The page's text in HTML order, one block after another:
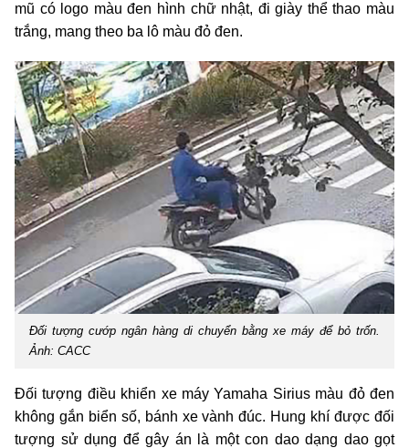
mũ có logo màu đen hình chữ nhật, đi giày thể thao màu
trắng, mang theo ba lô màu đỏ đen.
Đối tượng cướp ngân hàng di chuyển bằng xe máy để bỏ trốn.
Ảnh: CACC
Đối tượng điều khiển xe máy Yamaha Sirius màu đỏ đen
không gắn biển số, bánh xe vành đúc. Hung khí được đối
tượng sử dụng để gây án là một con dao dạng dao gọt